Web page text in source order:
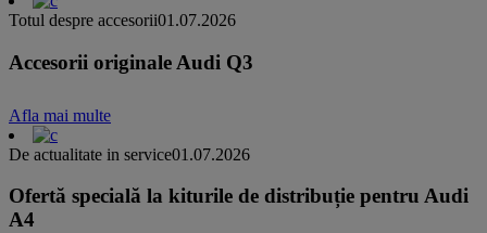
Totul despre accesorii01.07.2026
Accesorii originale Audi Q3
Afla mai multe
De actualitate in service01.07.2026
Ofertă specială la kiturile de distribuție pentru Audi
A4